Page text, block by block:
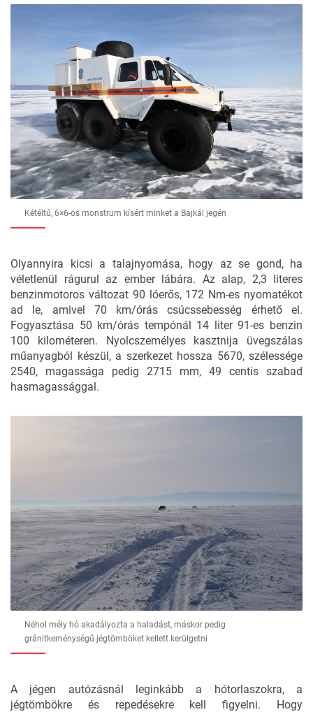
Kétéltű, 6×6-os monstrum kísért minket a Bajkál jegén
Olyannyira kicsi a talajnyomása, hogy az se gond, ha
véletlenül rágurul az ember lábára. Az alap, 2,3 literes
benzinmotoros változat 90 lóerős, 172 Nm-es nyomatékot
ad le, amivel 70 km/órás csúcssebesség érhető el.
Fogyasztása 50 km/órás tempónál 14 liter 91-es benzin
100 kilométeren. Nyolcszemélyes kasztnija üvegszálas
műanyagból készül, a szerkezet hossza 5670, szélessége
2540, magassága pedig 2715 mm, 49 centis szabad
hasmagassággal.
Néhol mély hó akadályozta a haladást, máskor pedig
gránitkeménységű jégtömböket kellett kerülgetni
A jégen autózásnál leginkább a hótorlaszokra, a
jégtömbökre és repedésekre kell figyelni. Hogy